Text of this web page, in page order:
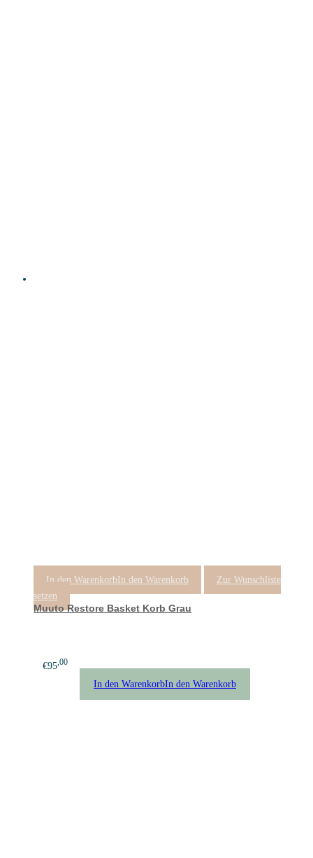
In den Warenkorb In den Warenkorb
Zur Wunschliste
setzen
Muuto Restore Basket Korb Grau
€95,00
In den WarenkorbIn den Warenkorb